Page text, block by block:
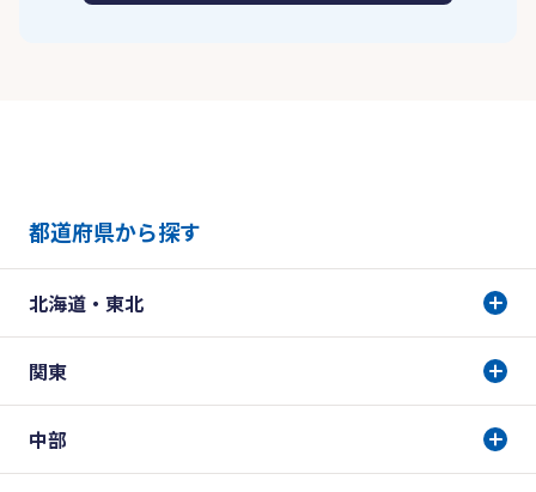
都道府県から探す
北海道・東北
関東
中部